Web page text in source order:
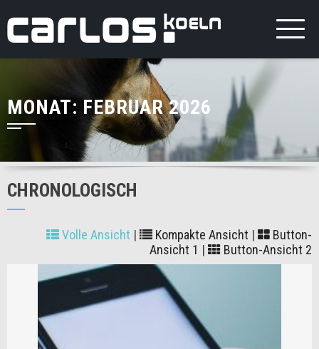
MONAT: FEBRUAR 2026
CHRONOLOGISCH
Volle Ansicht | Kompakte Ansicht |
Button-
Ansicht 1 | Button-Ansicht 2